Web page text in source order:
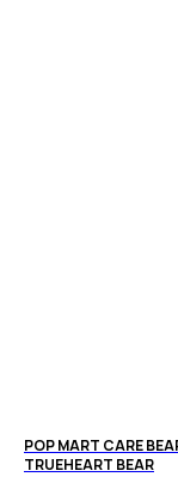
POP MART CARE
TRUEHEART BEAR
Доставка от 1